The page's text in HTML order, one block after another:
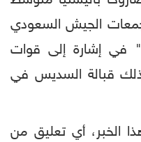
الجيش السعودي
في إشارة إلى قوات
قبالة السديس في
الخبر، أي تعليق من